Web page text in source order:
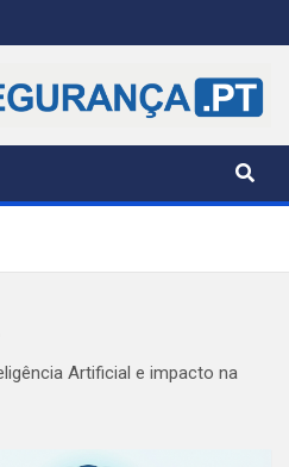
em cibersegurança —
para cidadãos, PME e
Artificial e impacto na